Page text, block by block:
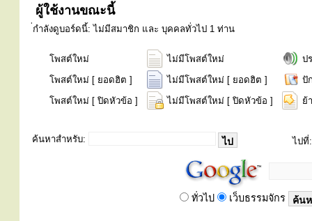
ผู้ใช้งานขณะนี้
่กำลังดูบอร์ดนี้: ไม่มีสมาชิก และ บุคคลทั่วไป 1 ท่าน
โพสต์ใหม่ ไม่มีโพสต์ใหม่
ป
โพสต์ใหม่ [ ยอดฮิต ]
ไม่มีโพสต์ใหม่ [ ยอดฮิต ]
ปั
โพสต์ใหม่ [ ปิดหัวข้อ ]
ไม่มีโพสต์ใหม่ [ ปิดหัวข้อ ] ย้
ค้นหาสำหรับ: ไปที่:
ทั่วไป เว็บธรรมจักร